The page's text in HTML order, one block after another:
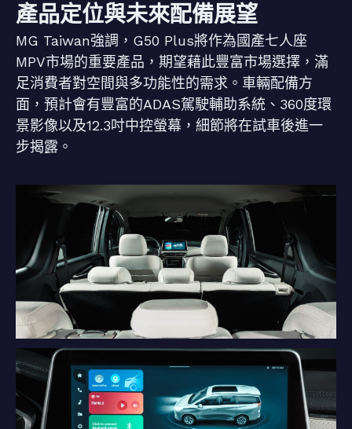
產品定位與未來配備展望
MG Taiwan強調，G50 Plus將作為國產七人座
MPV市場的重要產品，期望藉此豐富市場選擇，滿
足消費者對空間與多功能性的需求。車輛配備方
面，預計會有豐富的ADAS駕駛輔助系統、360度環
景影像以及12.3吋中控螢幕，細節將在試車後進一
步揭露。